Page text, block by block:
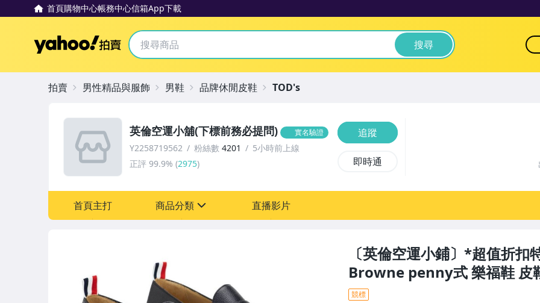
首頁購物中心帳務中心信箱App下載
Yahoo拍賣 搜尋
〔英倫空運小鋪〕*超值折
Browne penny式 樂福鞋 皮
競標
英倫空運小舖(下標前務必提問) 實名驗證
Y2258719562 粉絲數 4201
5小時前上線
正評 99.9% (2975)
追蹤
即時通
首頁主打 商品分類
居家、家具與園藝
直播影片
拍賣 男性精品與服飾 男鞋 品牌休閒皮鞋 TOD's